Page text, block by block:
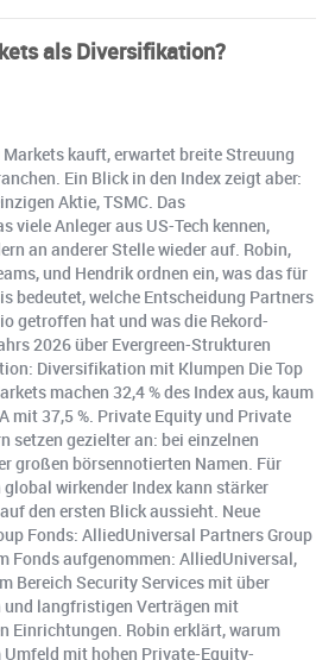
als Diversifikation?
Markets kauft, erwartet breite Streuung
Ein Blick in den Index zeigt aber:
Aktie, TSMC. Das
viele Anleger aus US-Tech kennen,
an anderer Stelle wieder auf. Robin,
und Hendrik ordnen ein, was das für
bedeutet, welche Entscheidung Partners
getroffen hat und was die Rekord-
2026 über Evergreen-Strukturen
Diversifikation mit Klumpen Die Top
machen 32,4 % des Index aus, kaum
mit 37,5 %. Private Equity und Private
setzen gezielter an: bei einzelnen
großen börsennotierten Namen. Für
wirkender Index kann stärker
den ersten Blick aussieht. Neue
Fonds: AlliedUniversal Partners Group
Fonds aufgenommen: AlliedUniversal,
Bereich Security Services mit über
langfristigen Verträgen mit
Einrichtungen. Robin erklärt, warum
Umfeld mit hohen Private-Equity-